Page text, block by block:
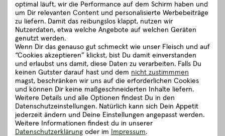
Fleischkauf ist
Vertrauenssache.
Wir sind für dich da!
optimal läuft, wir die Performance auf dem Schirm haben und
um Dir relevanten Content und personalisierte Werbebeiträge
zu liefern. Damit das reibungslos klappt, nutzen wir
Nutzerdaten, etwa welche Angebote auf welchen Geräten
genutzt werden.
Wenn Dir das genauso gut schmeckt wie unser Fleisch und auf
“Cookies akzeptieren” klickst, bist Du damit einverstanden
und erlaubst uns damit, diese Daten zu verarbeiten. Falls Du
keinen Gutster darauf hast und dem nicht zustimmmen
magst, beschränken wir uns auf die erforderlichen Cookies
und können Dir keine maßgeschneiderten Inhalte liefern.
Weitere Details und alle Optionen findest Du in den
Datenschutzeinstellungen. Natürlich kann sich Dein Appetit
jederzeit ändern und Deine Einstellungen angepasst werden.
Weitere Informationen findest du in unserer
Datenschutzerklärung oder im Impressum.